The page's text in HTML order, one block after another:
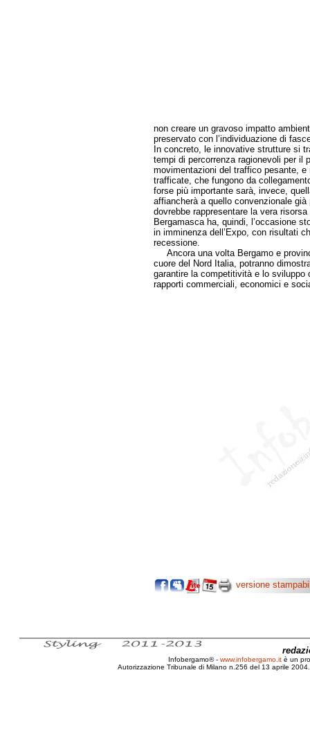
non creare un gravoso impatto
preservato con l’individuazione di
In concreto, le innovative strutture si
tempi di percorrenza ragionevoli per il
movimentazioni del traffico pesante,
trafficate, che fungono da
forse più importante sarà, invece,
affiancherà a quello convenzionale
dovrebbe rappresentare la vera
Bergamasca ha, quindi, l’occasione
in imminenza dell’Expo, con risultati
recessione.
Ancora una volta Bergamo e
cuore del Nord Italia, potranno
garantire la competitività e lo sviluppo
rapporti commerciali, economici e
versione
Infobergamo® - www.infobergamo.it è un
Autorizzazione Tribunale di Milano n.256 del 13 aprile